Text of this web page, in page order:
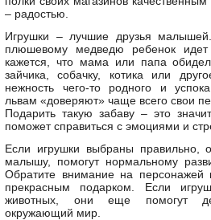
– радостью.
Игрушки – лучшие друзья
плюшевому медведю ребенок идет
кажется, что мама или папа
зайчика, собачку, котика или
нежность чего-то родного и
львам «доверяют» чаще всего свои
Подарить такую забаву – это
поможет справиться с эмоциями и
Если игрушки выбраны правильно,
малышу, помогут нормальному
Обратите внимание на персонажей
прекрасным подарком. Если
животных, они еще помогут
окружающий мир.